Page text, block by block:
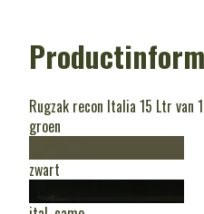
Rugzak recon Italia 15 Ltr van
groen
zwart